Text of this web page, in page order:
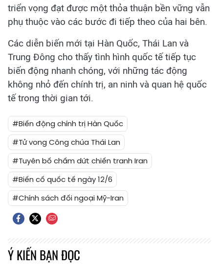
triển vọng đạt được một thỏa thuận bền vững vẫn
phụ thuộc vào các bước đi tiếp theo của hai bên.
Các diễn biến mới tại Hàn Quốc, Thái Lan và
Trung Đông cho thấy tình hình quốc tế tiếp tục
biến động nhanh chóng, với những tác động
không nhỏ đến chính trị, an ninh và quan hệ quốc
tế trong thời gian tới.
#Biến động chính trị Hàn Quốc
#Tử vong Công chúa Thái Lan
#Tuyên bố chấm dứt chiến tranh Iran
#Biến cố quốc tế ngày 12/6
#Chính sách đối ngoại Mỹ-Iran
Ý KIẾN BẠN ĐỌC